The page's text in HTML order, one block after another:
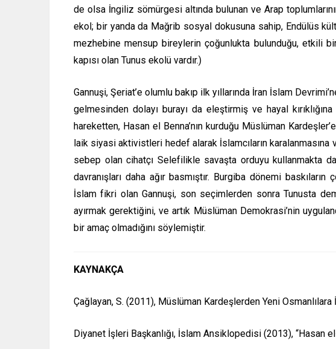
de olsa İngiliz sömürgesi altında bulunan ve Arap
ekol; bir yanda da Mağrib sosyal dokusuna sahip, Endülüs
mezhebine mensup bireylerin çoğunlukta bulunduğu, etkili
kapısı olan Tunus ekolü vardır.)
Gannuşi, Şeriat’e olumlu bakıp ilk yıllarında İran İslam
gelmesinden dolayı burayı da eleştirmiş ve hayal
hareketten, Hasan el Benna’nın kurduğu Müslüman
laik siyasi aktivistleri hedef alarak İslamcıların karalanmasına
sebep olan cihatçı Selefilikle savaşta orduyu kullanmakta
davranışları daha ağır basmıştır. Burgiba dönemi
İslam fikri olan Gannuşi, son seçimlerden sonra Tunusta
ayırmak gerektiğini, ve artık Müslüman Demokrasi’nin
bir amaç olmadığını söylemiştir.
KAYNAKÇA
Çağlayan, S. (2011), Müslüman Kardeşlerden Yeni Osmanlılara
Diyanet İşleri Başkanlığı, İslam Ansiklopedisi (2013), “Hasan